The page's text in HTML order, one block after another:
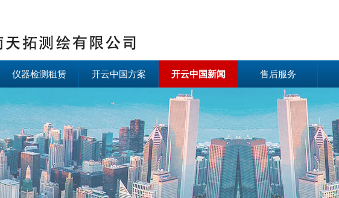
仪器检测租赁 开云中国方案 开云中国新闻 售后服务